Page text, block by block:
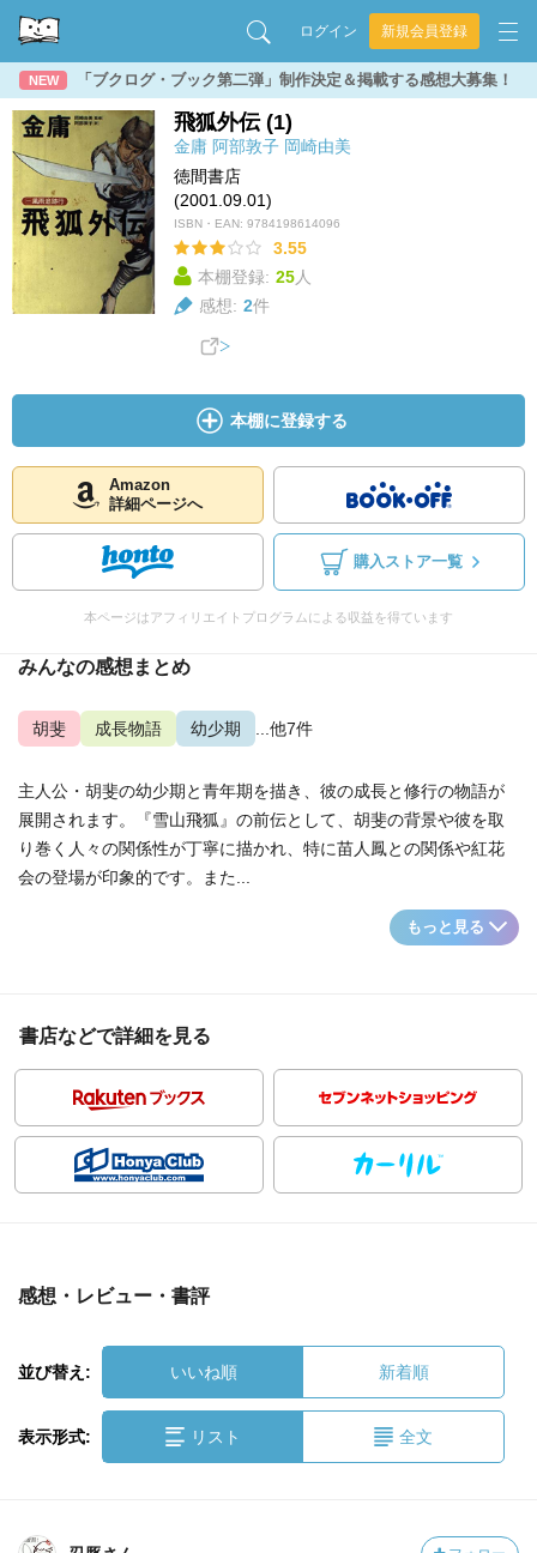
ログイン 新規会員登録
NEW 「ブクログ・ブック第二弾」制作決定＆掲載する感想大募集！
飛狐外伝 (1)
金庸 阿部敦子 岡崎由美
徳間書店
(2001.09.01)
ISBN・EAN: 9784198614096
3.55
本棚登録: 25人
感想: 2件
本棚に登録する
Amazon
詳細ページへ
購入ストア一覧
本ページはアフィリエイトプログラムによる収益を得ています
みんなの感想まとめ
胡斐 成長物語 幼少期 ...他7件
主人公・胡斐の幼少期と青年期を描き、彼の成長と修行の物語が
展開されます。『雪山飛狐』の前伝として、胡斐の背景や彼を取
り巻く人々の関係性が丁寧に描かれ、特に苗人鳳との関係や紅花
会の登場が印象的です。また...
もっと見る
書店などで詳細を見る
感想・レビュー・書評
並び替え: いいね順 新着順
表示形式: リスト 全文